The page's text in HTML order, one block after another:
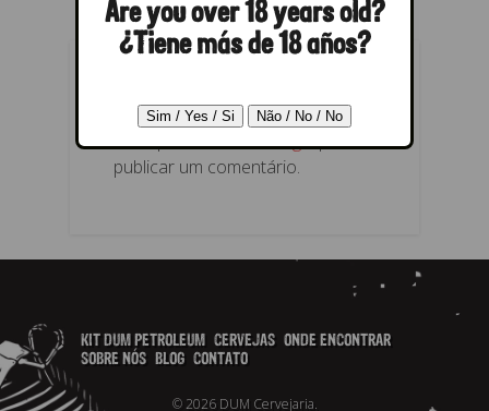
RESPONDER
Você precisa fazer ologinpara
publicar um comentário.
KIT DUM PETROLEUM CERVEJAS
ONDE ENCONTRAR
SOBRE NÓS
BLOG CONTATO
© 2026 DUM Cervejaria.
Are you over 18 years old?
¿Tiene más de 18 años?